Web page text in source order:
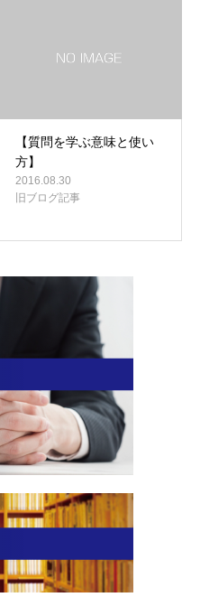
【質問を学ぶ意味と使い
方】
2016.08.30
旧ブログ記事